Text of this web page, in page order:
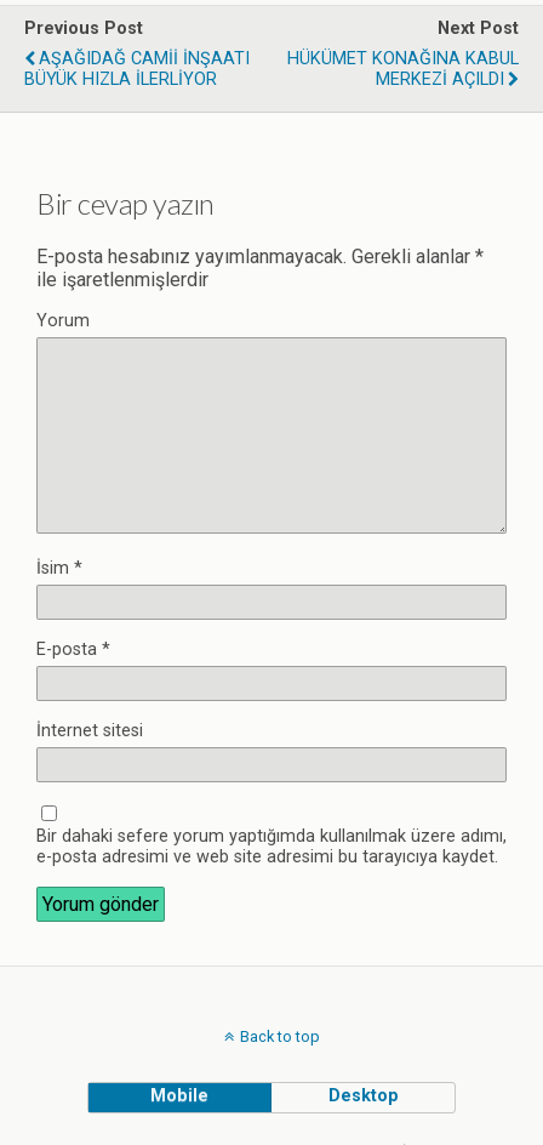
Previous Post
AŞAĞIDAĞ CAMİİ İNŞAATI
BÜYÜK HIZLA İLERLİYOR
Next Post
HÜKÜMET KONAĞINA KABUL
MERKEZİ AÇILDI
Bir cevap yazın
E-posta hesabınız yayımlanmayacak. Gerekli alanlar *
ile işaretlenmişlerdir
Yorum
İsim *
E-posta *
İnternet sitesi
Bir dahaki sefere yorum yaptığımda kullanılmak üzere adımı,
e-posta adresimi ve web site adresimi bu tarayıcıya kaydet.
Back to top
Mobile Desktop